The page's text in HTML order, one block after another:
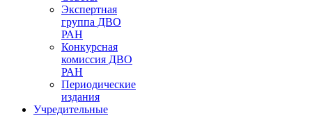
Экспертная
группа ДВО
РАН
Конкурсная
комиссия ДВО
РАН
Периодические
издания
Учредительные